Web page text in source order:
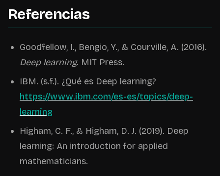
Referencias
Goodfellow, I., Bengio, Y., & Courville, A. (2016).
Deep learning. MIT Press.
IBM. (s.f.). ¿Qué es Deep learning?
https://www.ibm.com/es-es/topics/deep-
learning
Higham, C. F., & Higham, D. J. (2019). Deep
learning: An introduction for applied
mathematicians.